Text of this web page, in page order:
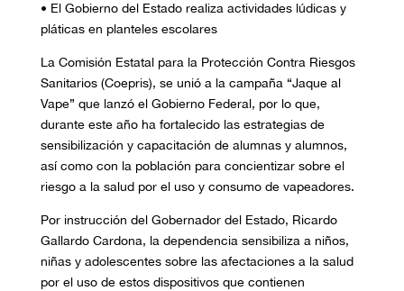
• El Gobierno del Estado realiza actividades lúdicas y
pláticas en planteles escolares
La Comisión Estatal para la Protección Contra Riesgos
Sanitarios (Coepris), se unió a la campaña “Jaque al
Vape” que lanzó el Gobierno Federal, por lo que,
durante este año ha fortalecido las estrategias de
sensibilización y capacitación de alumnas y alumnos,
así como con la población para concientizar sobre el
riesgo a la salud por el uso y consumo de vapeadores.
Por instrucción del Gobernador del Estado, Ricardo
Gallardo Cardona, la dependencia sensibiliza a niños,
niñas y adolescentes sobre las afectaciones a la salud
por el uso de estos dispositivos que contienen